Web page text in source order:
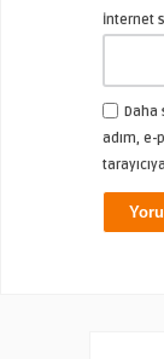
İnternet
Daha
adım, e-